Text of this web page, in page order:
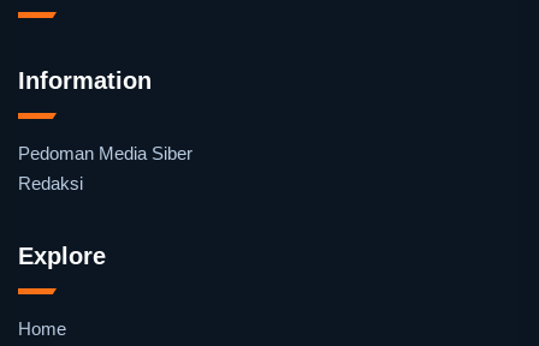
Information
Pedoman Media Siber
Redaksi
Explore
Home